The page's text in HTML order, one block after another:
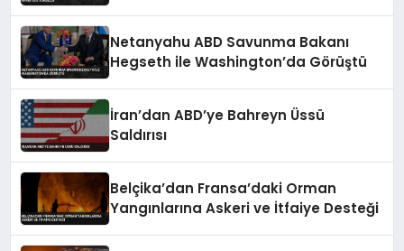
Netanyahu ABD Savunma Bakanı
Hegseth ile Washington’da Görüştü
İran’dan ABD’ye Bahreyn Üssü
Saldırısı
Belçika’dan Fransa’daki Orman
Yangınlarına Askeri ve İtfaiye Desteği